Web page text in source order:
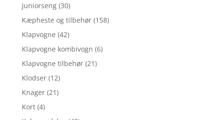
Juniorseng (30)
Kæpheste og tilbehør (158)
Klapvogne (42)
Klapvogne kombivogn (6)
Klapvogne tilbehør (21)
Klodser (12)
Knager (21)
Kort (4)